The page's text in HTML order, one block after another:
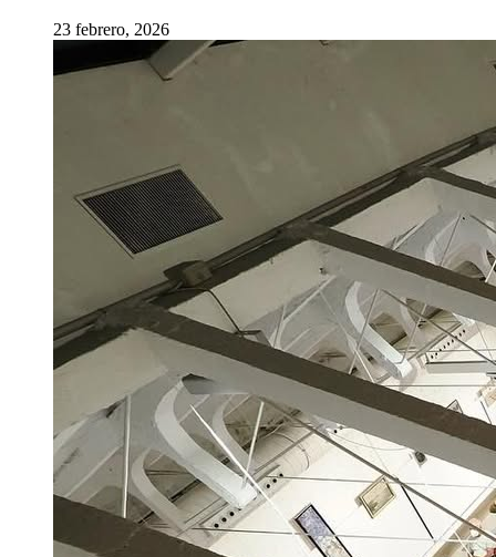
23 febrero, 2026